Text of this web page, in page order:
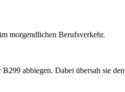
morgendlichen Berufsverkehr.
abbiegen. Dabei übersah sie